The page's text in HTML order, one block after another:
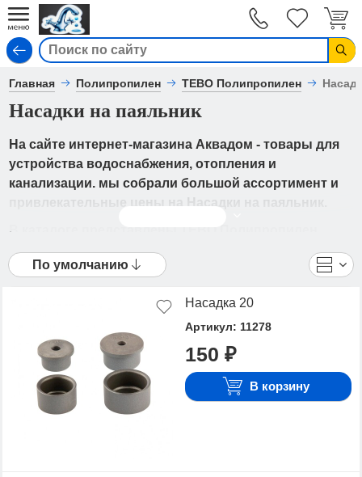
Главная Полипропилен TEBO Полипропилен
Насадки на паяльник
На сайте интернет-магазина Аквадом - товары для
устройства водоснабжения, отопления и
канализации. мы собрали большой ассортимент и
В каталоге представлены TEBO Полипропилен
- Насадки на паяльник от ведущих мировых
производителей. Вы можете ознакомиться с
покупателей, техническими характеристиками, а
также сравнить понравившиеся модели и выбрать
лучшую стоимость.
Для того чтобы купить Насадки на паяльник,
достаточно оформить заявку на сайте или
связаться с консультантом в режиме on-line.
По умолчанию
Насадка 20
Артикул: 11278
150 ₽
В корзину